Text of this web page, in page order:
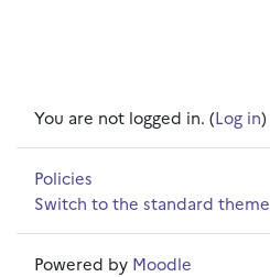
You are not logged in. (Log in)
Policies
Switch to the standard theme
Powered by Moodle